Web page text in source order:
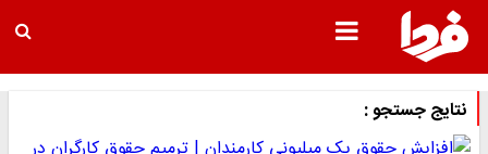
نتایج جستجو :